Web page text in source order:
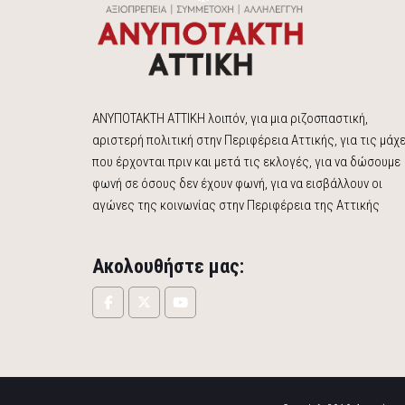
ΑΝΥΠΟΤΑΚΤΗ ΑΤΤΙΚΗ λοιπόν, για μια ριζοσπαστική,
αριστερή πολιτική στην Περιφέρεια Αττικής, για τις
που έρχονται πριν και μετά τις εκλογές, για να δώσουμε
φωνή σε όσους δεν έχουν φωνή, για να εισβάλλουν οι
αγώνες της κοινωνίας στην Περιφέρεια της Αττικής
Ακολουθήστε μας: